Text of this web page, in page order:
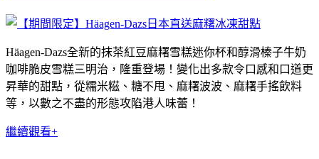
Häagen-Dazs全新的抹茶紅豆麻糬雪糕迷你杯和醇滑榛子牛奶
咖啡脆皮雪糕三明治，隆重登場！變化出多款令口感和口道更
昇華的甜點，從糯米糍、糖不甩、麻糬波波、麻糬手搖飲料
等，以數之不盡的形態攻陷港人味蕾！
繼續觀看+